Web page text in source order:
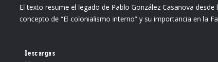
El texto resume el legado de Pablo González Casanova
concepto de “El colonialismo interno” y su importancia en la
Descargas